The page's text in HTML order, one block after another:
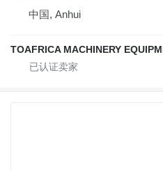
中国, Anhui
TOAFRICA MACHINERY